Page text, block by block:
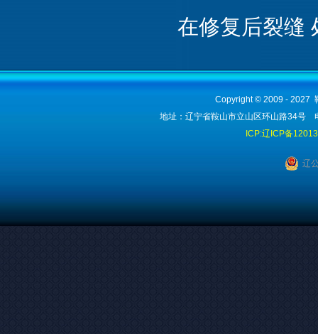
在修复后裂缝
Copyright © 2009 - 2027
地址：辽宁省鞍山市立山区环山路34
ICP:辽ICP备
辽